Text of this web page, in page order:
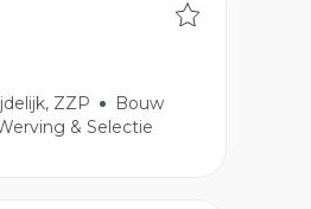
ZZP
Bouw
& Selectie